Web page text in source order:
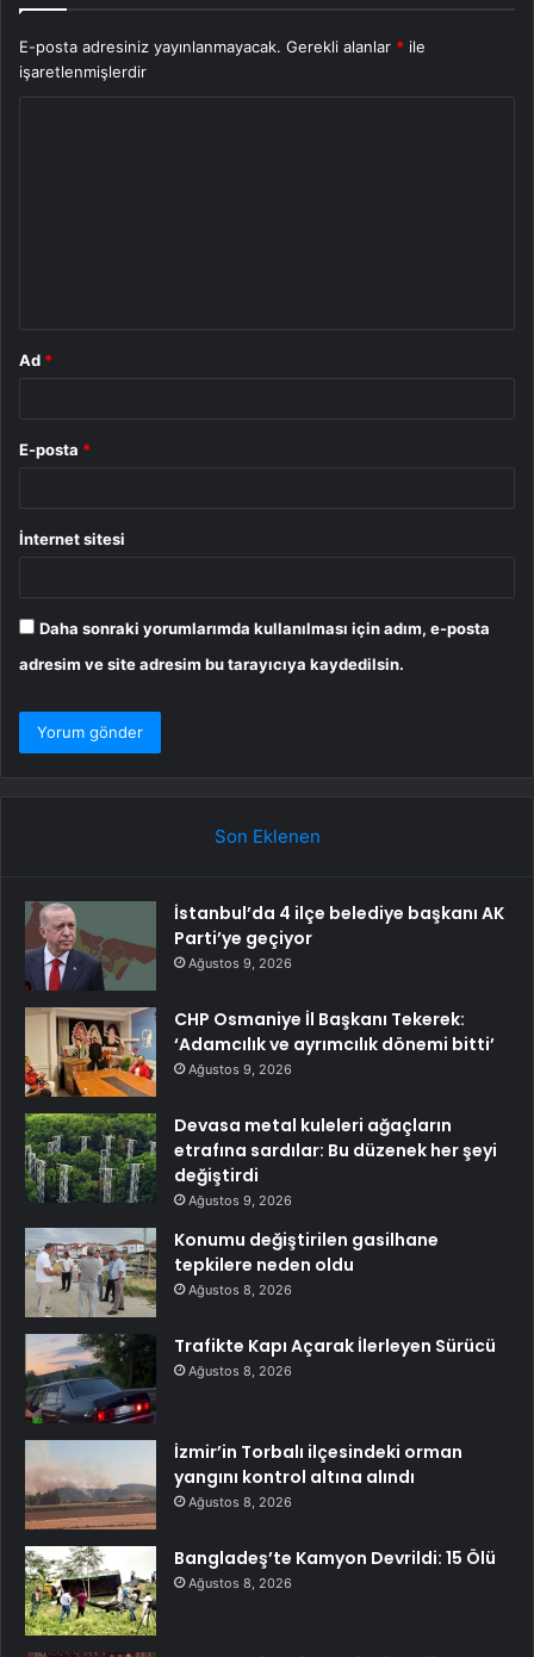
E-posta adresiniz yayınlanmayacak. Gerekli alanlar * ile
işaretlenmişlerdir
Ad *
E-posta *
İnternet sitesi
Daha sonraki yorumlarımda kullanılması için adım, e-posta
adresim ve site adresim bu tarayıcıya kaydedilsin.
Son Eklenen
İstanbul’da 4 ilçe belediye başkanı AK
Parti’ye geçiyor
Ağustos 9, 2026
CHP Osmaniye İl Başkanı Tekerek:
‘Adamcılık ve ayrımcılık dönemi bitti’
Ağustos 9, 2026
Devasa metal kuleleri ağaçların
etrafına sardılar: Bu düzenek her şeyi
değiştirdi
Ağustos 9, 2026
Konumu değiştirilen gasilhane
tepkilere neden oldu
Ağustos 8, 2026
Trafikte Kapı Açarak İlerleyen Sürücü
Ağustos 8, 2026
İzmir’in Torbalı ilçesindeki orman
yangını kontrol altına alındı
Ağustos 8, 2026
Bangladeş’te Kamyon Devrildi: 15 Ölü
Ağustos 8, 2026